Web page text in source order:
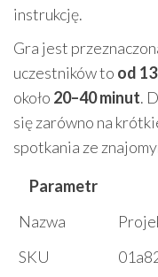
instrukcję.
Gra jest
uczestników to od
około 20–40 minut.
się zarówno na
spotkania ze
Parametr
Nazwa
SKU